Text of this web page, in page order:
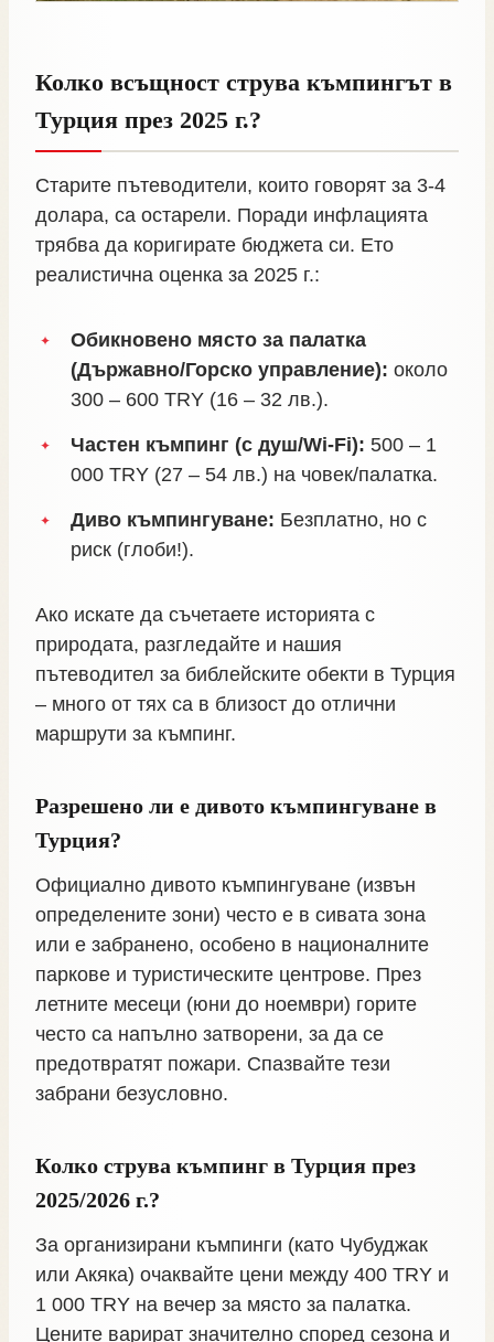
Колко всъщност струва къмпингът в
Турция през 2025 г.?
Старите пътеводители, които говорят за 3-4
долара, са остарели. Поради инфлацията
трябва да коригирате бюджета си. Ето
реалистична оценка за 2025 г.:
Обикновено място за палатка
(Държавно/Горско управление): около
300 – 600 TRY (16 – 32 лв.).
Частен къмпинг (с душ/Wi-Fi): 500 – 1
000 TRY (27 – 54 лв.) на човек/палатка.
Диво къмпингуване: Безплатно, но с
риск (глоби!).
Ако искате да съчетаете историята с
природата, разгледайте и нашия
пътеводител за библейските обекти в Турция
– много от тях са в близост до отлични
маршрути за къмпинг.
Разрешено ли е дивото къмпингуване в
Турция?
Официално дивото къмпингуване (извън
определените зони) често е в сивата зона
или е забранено, особено в националните
паркове и туристическите центрове. През
летните месеци (юни до ноември) горите
често са напълно затворени, за да се
предотвратят пожари. Спазвайте тези
забрани безусловно.
Колко струва къмпинг в Турция през
2025/2026 г.?
За организирани къмпинги (като Чубуджак
или Акяка) очаквайте цени между 400 TRY и
1 000 TRY на вечер за място за палатка.
Цените варират значително според сезона и